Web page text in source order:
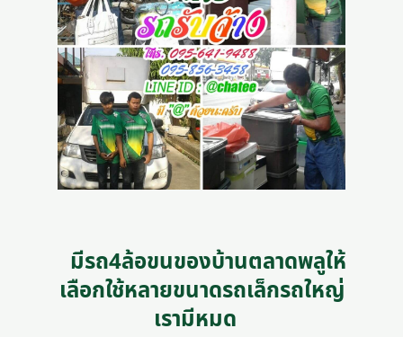
มีรถ4ล้อขนของบ้านตลาดพลูให้
เลือกใช้หลายขนาดรถเล็กรถใหญ่
เรามีหมด